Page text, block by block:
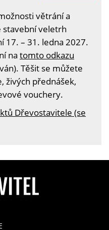
větrání a
stavební veletrh
17. – 31. ledna 2027.
na tomto odkazu
Těšit se můžete
živých přednášek,
vouchery.
Dřevostavitele (se